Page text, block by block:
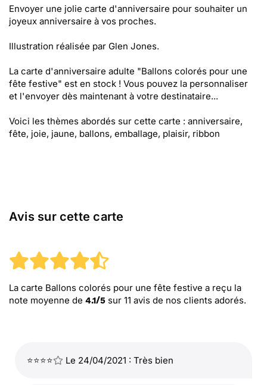
Envoyer une jolie carte d'anniversaire pour souhaiter un
joyeux anniversaire à vos proches.
Illustration réalisée par Glen Jones.
La carte d'anniversaire adulte "Ballons colorés pour une
fête festive" est en stock ! Vous pouvez la personnaliser
et l'envoyer dès maintenant à votre destinataire...
Voici les thèmes abordés sur cette carte : anniversaire,
fête, joie, jaune, ballons, emballage, plaisir, ribbon
Avis sur cette carte
La carte Ballons colorés pour une fête festive a reçu la
note moyenne de 4.1/5 sur 11 avis de nos clients adorés.
⭐⭐⭐⭐ Le 24/04/2021 : Très bien